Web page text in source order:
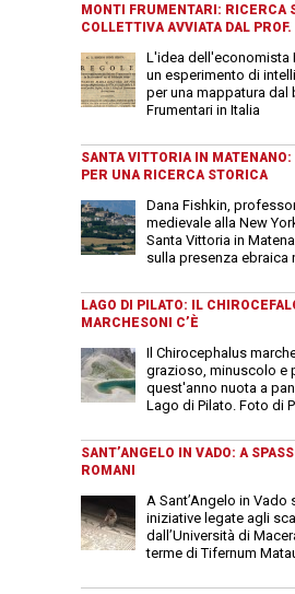
MONTI FRUMENTARI: RICERCA
COLLETTIVA AVVIATA DAL
L'idea dell'economista
un esperimento di
per una mappatura
Frumentari in Italia
SANTA VITTORIA IN MATENANO:
PER UNA RICERCA STORICA
Dana Fishkin,
medievale alla New
Santa Vittoria in
sulla presenza ebraica
LAGO DI PILATO: IL
MARCHESONI C’È
Il Chirocephalus
grazioso, minuscolo e
quest'anno nuota a
Lago di Pilato. Foto di
SANT’ANGELO IN VADO: A
ROMANI
A Sant’Angelo in
iniziative legate agli
dall’Università di
terme di Tifernum